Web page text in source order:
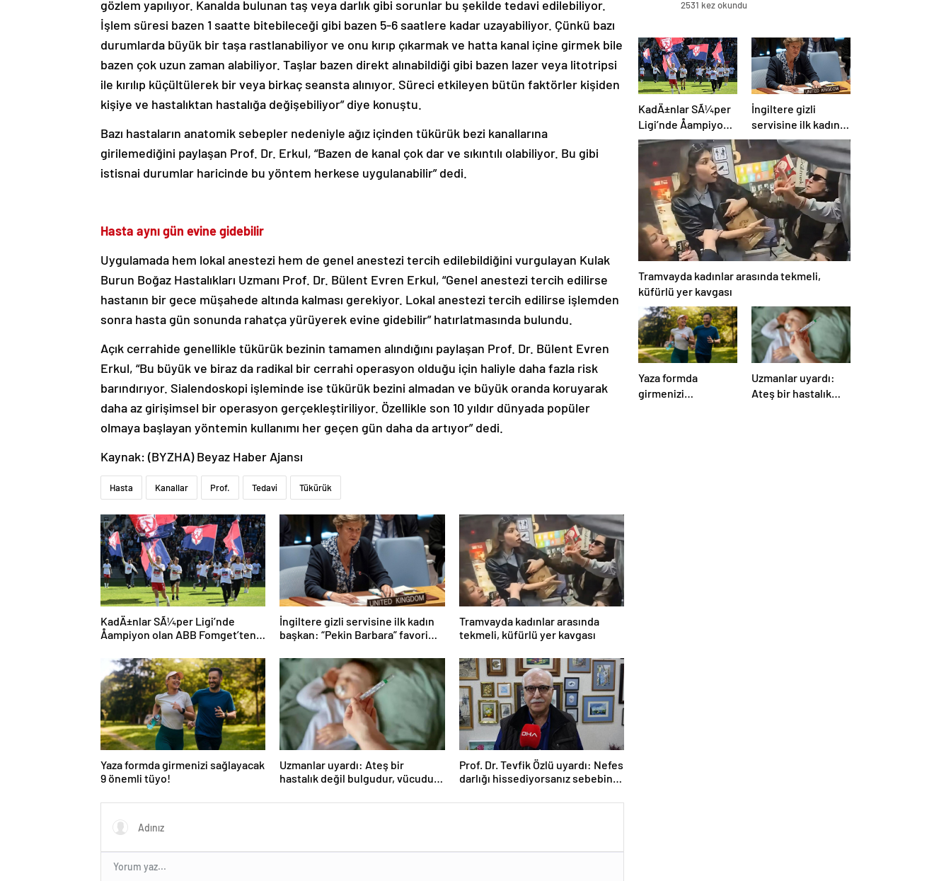
gözlem yapılıyor. Kanalda bulunan taş veya darlık gibi sorunlar bu şekilde tedavi edilebiliyor.
İşlem süresi bazen 1 saatte bitebileceği gibi bazen 5-6 saatlere kadar uzayabiliyor. Çünkü bazı
durumlarda büyük bir taşa rastlanabiliyor ve onu kırıp çıkarmak ve hatta kanal içine girmek bile
bazen çok uzun zaman alabiliyor. Taşlar bazen direkt alınabildiği gibi bazen lazer veya litotripsi
ile kırılıp küçültülerek bir veya birkaç seansta alınıyor. Süreci etkileyen bütün faktörler kişiden
kişiye ve hastalıktan hastalığa değişebiliyor” diye konuştu.
Bazı hastaların anatomik sebepler nedeniyle ağız içinden tükürük bezi kanallarına
girilemediğini paylaşan Prof. Dr. Erkul, “Bazen de kanal çok dar ve sıkıntılı olabiliyor. Bu gibi
istisnai durumlar haricinde bu yöntem herkese uygulanabilir” dedi.
Hasta aynı gün evine gidebilir
Uygulamada hem lokal anestezi hem de genel anestezi tercih edilebildiğini vurgulayan Kulak
Burun Boğaz Hastalıkları Uzmanı Prof. Dr. Bülent Evren Erkul, “Genel anestezi tercih edilirse
hastanın bir gece müşahede altında kalması gerekiyor. Lokal anestezi tercih edilirse işlemden
sonra hasta gün sonunda rahatça yürüyerek evine gidebilir” hatırlatmasında bulundu.
Açık cerrahide genellikle tükürük bezinin tamamen alındığını paylaşan Prof. Dr. Bülent Evren
Erkul, “Bu büyük ve biraz da radikal bir cerrahi operasyon olduğu için haliyle daha fazla risk
barındırıyor. Sialendoskopi işleminde ise tükürük bezini almadan ve büyük oranda koruyarak
daha az girişimsel bir operasyon gerçekleştiriliyor. Özellikle son 10 yıldır dünyada popüler
olmaya başlayan yöntemin kullanımı her geçen gün daha da artıyor” dedi.
Kaynak: (BYZHA) Beyaz Haber Ajansı
Hasta Kanallar Prof. Tedavi Tükürük
KadÄ±nlar SÃ¼per Ligi’nde
Åampiyon olan ABB Fomget’ten
İngiltere gizli servisine ilk kadın
başkan: “Pekin Barbara” favori
Tramvayda kadınlar arasında
tekmeli, küfürlü yer kavgası
Yaza formda girmenizi sağlayacak
9 önemli tüyo!
Uzmanlar uyardı: Ateş bir
hastalık değil bulgudur, vücudun
Prof. Dr. Tevfik Özlü uyardı: Nefes
darlığı hissediyorsanız sebebini
2531 kez okundu
KadÄ±nlar SÃ¼per
Ligi’nde Åampiyon
olan ABB
Fomget’ten
FenerbahÃ§e’ye
gÃ¶nderme
İngiltere gizli
servisine ilk kadın
başkan: “Pekin
Barbara” favori aday
Tramvayda kadınlar arasında tekmeli,
küfürlü yer kavgası
Yaza formda
girmenizi
Uzmanlar uyardı:
Ateş bir hastalık